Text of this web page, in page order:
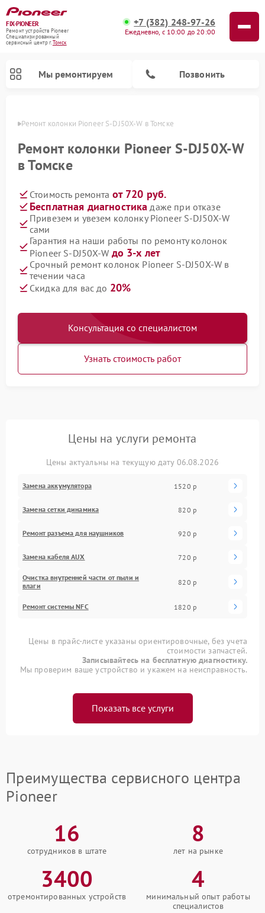
FIX-PIONEER
Ремонт устройств Pioneer
Специализированный
cервисный центр г.Томск
+7 (382) 248-97-26
Ежедневно, с 10:00 до 20:00
Мы ремонтируем Позвонить
Ремонт колонки Pioneer S-DJ50X-W в Томске
Ремонт колонки Pioneer S-DJ50X-W
в Томске
Стоимость ремонта от 720 руб.
Бесплатная диагностика даже при отказе
Привезем и увезем колонку Pioneer S-DJ50X-W
сами
Гарантия на наши работы по ремонту колонок
Pioneer S-DJ50X-W до 3-х лет
Срочный ремонт колонок Pioneer S-DJ50X-W в
течении часа
Скидка для вас до 20%
Консультация со специалистом
Узнать стоимость работ
Цены на услуги ремонта
Цены актуальны на текущую дату 06.08.2026
Замена аккумулятора 1520 р
Замена сетки динамика 820 р
Ремонт разъема для наушников 920 р
Замена кабеля AUX 720 р
Очистка внутренней части от пыли и
влаги
820 р
Ремонт системы NFC 1820 р
Цены в прайс-листе указаны ориентировочные, без учета
стоимости запчастей.
Записывайтесь на бесплатную диагностику.
Мы проверим ваше устройство и укажем на неисправность.
Показать все услуги
Преимущества сервисного центра
Pioneer
16
сотрудников в штате
8
лет на рынке
3400
отремонтированных устройств
4
минимальный опыт работы
специалистов